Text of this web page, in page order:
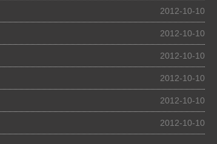
2012-10-10
2012-10-10
2012-10-10
2012-10-10
2012-10-10
2012-10-10